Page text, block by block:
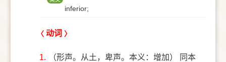
inferior;
动词
1.
（形声。从土，卑声。本义：增加） 同本